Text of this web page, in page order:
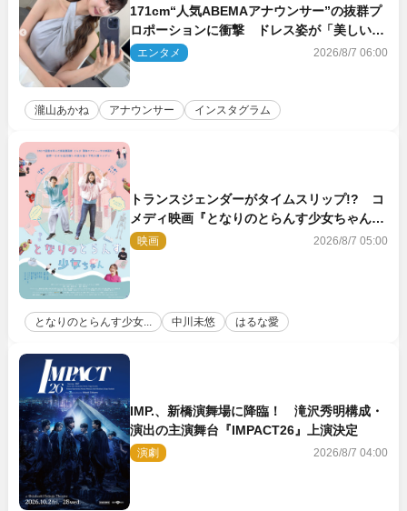
171cm“人気ABEMAアナウンサー”の抜群プ
ロポーションに衝撃 ドレス姿が「美しい」
「品がありすぎる」
エンタメ 2026/8/7 06:00
瀧山あかね アナウンサー インスタグラム
トランスジェンダーがタイムスリップ!? コ
メディ映画『となりのとらんす少女ちゃん』
11.7公開決定
映画 2026/8/7 05:00
となりのとらんす少女... 中川未悠 はるな愛
IMP.、新橋演舞場に降臨！ 滝沢秀明構成・
演出の主演舞台『IMPACT26』上演決定
演劇 2026/8/7 04:00